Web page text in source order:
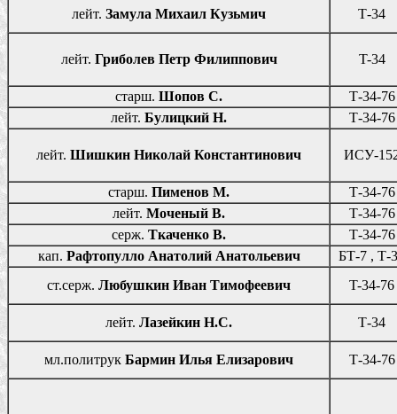
лейт. Замула Михаил Кузьмич Т-34
лейт. Гриболев Петр Филиппович T-34
старш. Шопов С.
Т-34-76
лейт. Булицкий Н. Т-34-76
лейт. Шишкин Николай Константинович ИСУ-
старш. Пименов М.
Т-34-76
лейт. Моченый В.
Т-34-76
серж. Ткаченко В.
Т-34-76
кап. Рафтопулло Анатолий Анатольевич
БТ-7 , Т-
ст.серж. Любушкин Иван Тимофеевич T-34-76
лейт. Лазейкин Н.С. Т-34
мл.политрук Бармин Илья Елизарович Т-34-76